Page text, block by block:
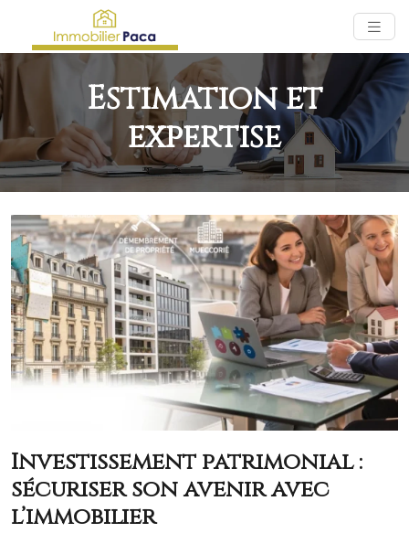
Estimation et
expertise
Investissement patrimonial :
sécuriser son avenir avec
l’immobilier